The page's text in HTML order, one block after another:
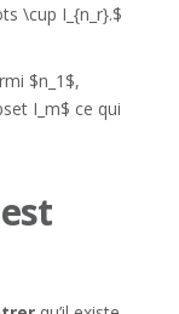
\cup I_{n_r}.$
$n_1$,
I_m$ ce qui